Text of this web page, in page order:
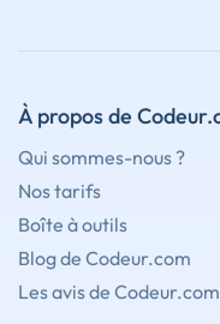
À propos de
Qui sommes-nous ?
Nos tarifs
Boîte à outils
Blog de Codeur.com
Les avis de Codeur.com